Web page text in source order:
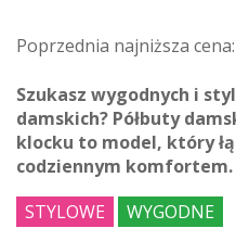
Poprzednia najniższa cena:
Szukasz wygodnych i
damskich? Półbuty
klocku to model, który
codziennym komfortem.
STYLOWE
WYGODNE